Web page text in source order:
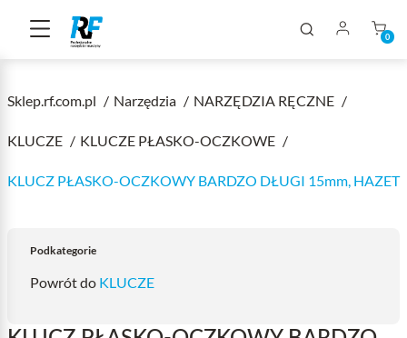
0
Sklep.rf.com.pl Narzędzia NARZĘDZIA RĘCZNE
KLUCZE KLUCZE PŁASKO-OCZKOWE
KLUCZ PŁASKO-OCZKOWY BARDZO DŁUGI 15mm, HAZET
Podkategorie
Powrót do KLUCZE